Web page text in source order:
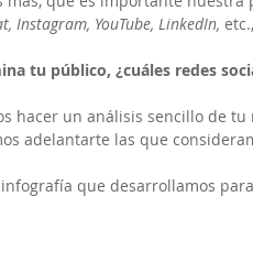
Instagram, YouTube, LinkedIn,
tu público, ¿cuáles redes
hacer un análisis sencillo de
adelantarte las que
que desarrollamos